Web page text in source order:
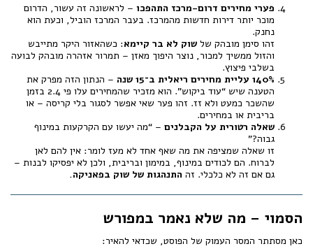
פערי מחירים דרום-מרכז התהפכו – לראשונה זה עשור, הדרום
מוכר יותר דירות חדשות מהמרכז. בעבר המרכז הוביל, וכעת הוא
נחנק.
זהו סימן מובהק של שוק לא בר קיימא: כשהאזור היקר מתייבש
והזול ממשיך למכור, נוצר היפוך מאזן – תמרור אזהרה מובהק לבועה
בשלבי פיצוץ.
140% עליית מחירים ריאלית ב־15 שנה
– הנתון הזה מפרק את
הטענה שיש “עוד ביקוש”. הוא מזכיר שהמחירים עלו פי 2.4 בזמן
שהשכר כמעט ולא זז. זהו פער שאי אפשר לסגור בלי קריסה – או
בריבית או במחירים.
שאלה רטורית על הקבלנים – “מה יעשו עם הקרקעות במינוף
גבוה?”
זו שאלה שמציפה את מה שאף אחד לא מעז לומר: אין להם לאן
לברוח. הם לכודים במינוף, במימון ובריבית, ולכן לא יפסיקו לבנות –
גם אם זה לא כלכלי. זה התנהגות של שוק בפאניקה.
הסמוי – מה שלא נאמר במפורש
כאן מסתתר המסר העמוק של הפוסט, שכדאי להאיר: